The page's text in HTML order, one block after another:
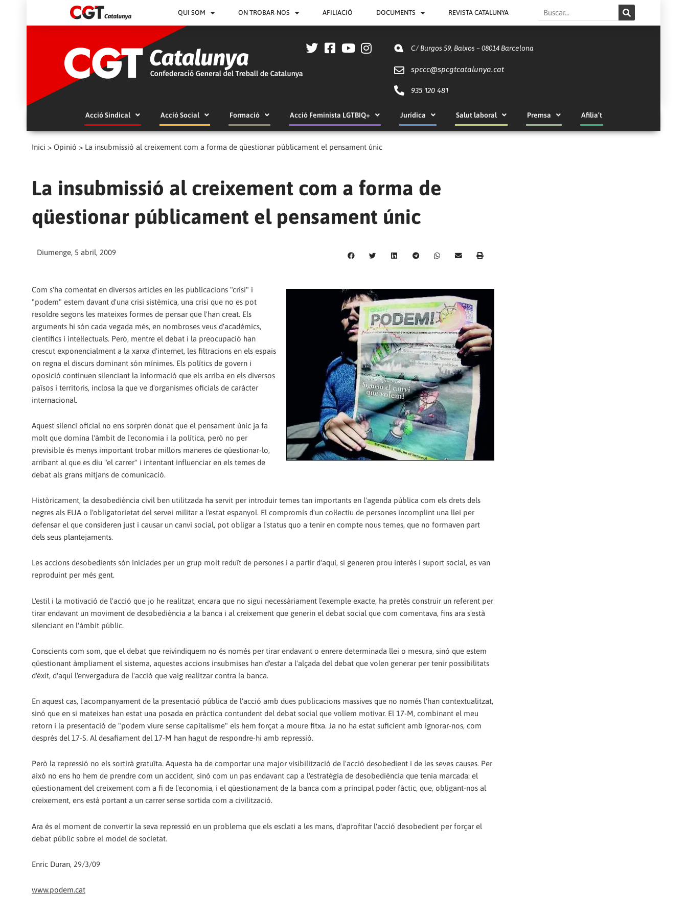
QUI SOM ON TROBAR-NOS AFILIACIÓ DOCUMENTS REVISTA CATALUNYA Search
C/ Burgos 59, Baixos – 08014 Barcelona
spccc@spcgtcatalunya.cat
935 120 481
Acció Sindical Acció Social Formació Acció Feminista LGTBIQ+ Jurídica Salut laboral Premsa Afilia’t
Inici > Opinió > La insubmissió al creixement com a forma de qüestionar públicament el pensament únic
La insubmissió al creixement com a forma de
qüestionar públicament el pensament únic
Diumenge, 5 abril, 2009
Com s'ha comentat en diversos articles en les publicacions "crisi" i
"podem" estem davant d'una crisi sistèmica, una crisi que no es pot
resoldre segons les mateixes formes de pensar que l'han creat. Els
arguments hi són cada vegada més, en nombroses veus d'acadèmics,
científics i intel·lectuals. Però, mentre el debat i la preocupació han
crescut exponencialment a la xarxa d'internet, les filtracions en els espais
o­n regna el discurs dominant són mínimes. Els polítics de govern i
oposició continuen silenciant la informació que els arriba en els diversos
països i territoris, inclosa la que ve d'organismes oficials de caràcter
internacional.
Aquest silenci oficial no ens sorprèn donat que el pensament únic ja fa
molt que domina l'àmbit de l'economia i la política, però no per
previsible és menys important trobar millors maneres de qüestionar-lo,
arribant al que es diu "el carrer" i intentant influenciar en els temes de
debat als grans mitjans de comunicació.
Històricament, la desobediència civil ben utilitzada ha servit per introduir temes tan importants en l'agenda pública com els drets dels
negres als EUA o l'obligatorietat del servei militar a l'estat espanyol. El compromís d'un col·lectiu de persones incomplint una llei per
defensar el que consideren just i causar un canvi social, pot obligar a l'status quo a tenir en compte nous temes, que no formaven part
dels seus plantejaments.
Les accions desobedients són iniciades per un grup molt reduït de persones i a partir d'aquí, si generen prou interès i suport social, es van
reproduint per més gent.
L'estil i la motivació de l'acció que jo he realitzat, encara que no sigui necessàriament l'exemple exacte, ha pretès construir un referent per
tirar endavant un moviment de desobediència a la banca i al creixement que generin el debat social que com comentava, fins ara s'està
silenciant en l'àmbit públic.
Conscients com som, que el debat que reivindiquem no és només per tirar endavant o enrere determinada llei o mesura, sinó que estem
qüestionant àmpliament el sistema, aquestes accions insubmises han d'estar a l'alçada del debat que volen generar per tenir possibilitats
d'èxit, d'aquí l'envergadura de l'acció que vaig realitzar contra la banca.
En aquest cas, l'acompanyament de la presentació pública de l'acció amb dues publicacions massives que no només l'han contextualitzat,
sinó que en si mateixes han estat una posada en pràctica contundent del debat social que volíem motivar. El 17-M, combinant el meu
retorn i la presentació de "podem viure sense capitalisme" els hem forçat a moure fitxa. Ja no ha estat suficient amb ignorar-nos, com
després del 17-S. Al desafiament del 17-M han hagut de respondre-hi amb repressió.
Però la repressió no els sortirà gratuïta. Aquesta ha de comportar una major visibilització de l'acció desobedient i de les seves causes. Per
això no ens ho hem de prendre com un accident, sinó com un pas endavant cap a l'estratègia de desobediència que tenia marcada: el
qüestionament del creixement com a fi de l'economia, i el qüestionament de la banca com a principal poder fàctic, que, obligant-nos al
creixement, ens està portant a un carrer sense sortida com a civilització.
Ara és el moment de convertir la seva repressió en un problema que els esclati a les mans, d'aprofitar l'acció desobedient per forçar el
debat públic sobre el model de societat.
Enric Duran, 29/3/09
www.podem.cat